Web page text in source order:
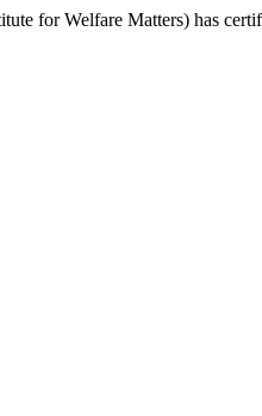
for Welfare Matters) has